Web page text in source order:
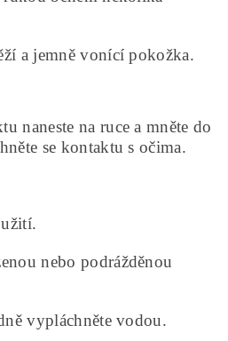
a jemně vonící pokožka.
naneste na ruce a mněte do
se kontaktu s očima.
nebo podrážděnou
vypláchněte vodou.